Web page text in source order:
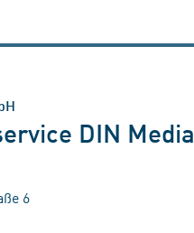
DIN Media
6